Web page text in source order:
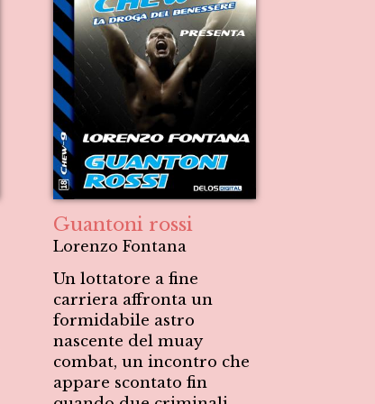
Guantoni rossi
Lorenzo Fontana
Un lottatore a fine
carriera affronta un
formidabile astro
nascente del muay
combat, un incontro che
appare scontato fin